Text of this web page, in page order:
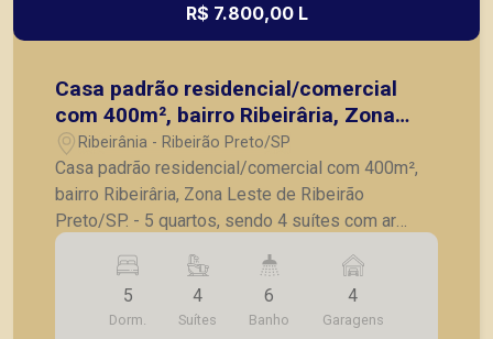
R$ 7.800,00 L
Casa padrão residencial/comercial
com 400m², bairro Ribeirâria, Zona
Leste de Ribeirão Preto/SP.
Ribeirânia - Ribeirão Preto/SP
Casa padrão residencial/comercial com 400m²,
bairro Ribeirâria, Zona Leste de Ribeirão
Preto/SP. - 5 quartos, sendo 4 suítes com ar
condicionado; - Lavabo; - Sala de Tv; - Sala para 2
ambientes; - Cozinha; - Despensa; - Área gourmet
com churrasqueira; - Piscina; - 4 vagas de
garagem. A Piramid tem como objetivo atender
5
Dorm.
4
Suítes
6
Banho
4
Garagens